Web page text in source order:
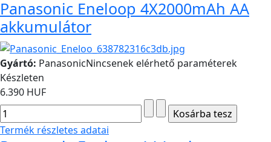
Panasonic Eneloop 4X2000mAh AA
akkumulátor
Gyártó: PanasonicNincsenek elérhető paraméterek
Készleten
6.390 HUF
Termék részletes adatai